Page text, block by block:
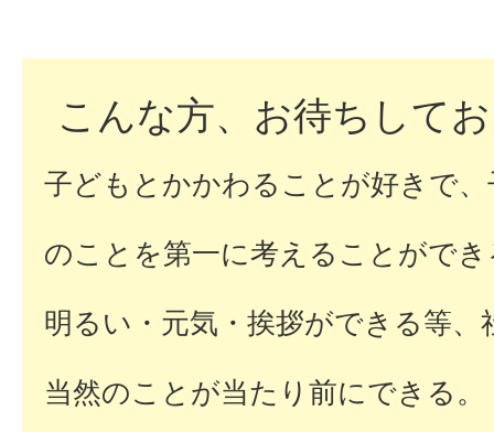
ナ
ー
ガ
福
祉
会
こんな方、お待ちして
子どもとかかわることが好きで
のことを第一に考えることができ
明るい・元気・挨拶ができる等、
当然のことが当たり前にできる。